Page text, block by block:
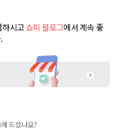
하시고쇼피 블로그에서 계속 좋
드셨나요?